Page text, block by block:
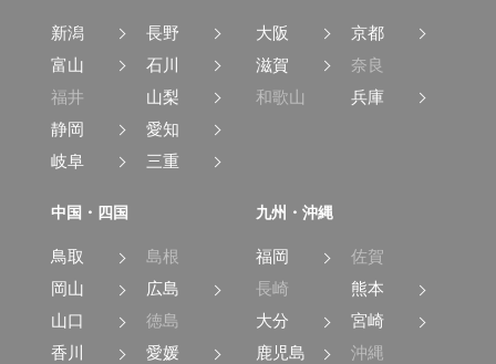
新潟
長野
富山
石川
福井
山梨
静岡
愛知
岐阜
三重
大阪
京都
滋賀
奈良
和歌山
兵庫
中国・四国
鳥取
島根
岡山
広島
山口
徳島
香川
愛媛
九州・沖縄
福岡
佐賀
長崎
熊本
大分
宮崎
鹿児島
沖縄